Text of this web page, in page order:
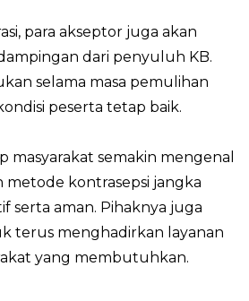
para akseptor juga akan
dari penyuluh KB.
selama masa pemulihan
peserta tetap baik.
masyarakat semakin mengenal
kontrasepsi jangka
serta aman. Pihaknya juga
terus menghadirkan layanan
yang membutuhkan.